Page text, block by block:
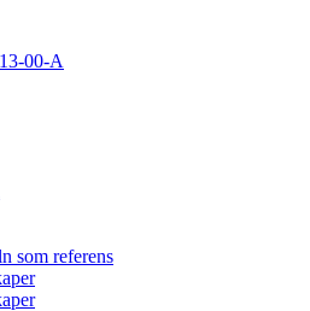
00-A
som referens